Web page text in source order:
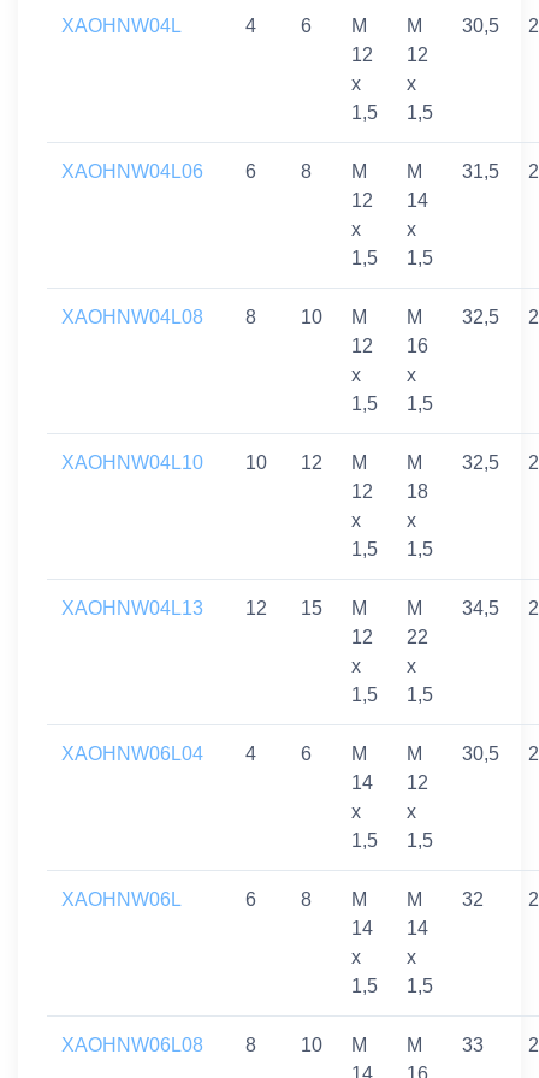
XAOHNW04L 4 6
M
12
x
1,5
M
12
x
1,5
30,5
XAOHNW04L06 6 8
M
12
x
1,5
M
14
x
1,5
31,5
XAOHNW04L08 8 10
M
12
x
1,5
M
16
x
1,5
32,5
XAOHNW04L10 10 12
M
12
x
1,5
M
18
x
1,5
32,5
XAOHNW04L13 12 15
M
12
x
1,5
M
22
x
1,5
34,5
XAOHNW06L04 4 6
M
14
x
1,5
M
12
x
1,5
30,5
XAOHNW06L 6 8
M
14
x
1,5
M
14
x
1,5
32
XAOHNW06L08 8 10
M
14
M
16
33